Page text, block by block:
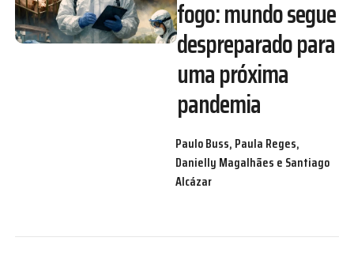
fogo: mundo segue
despreparado para
uma próxima
pandemia
Paulo Buss, Paula Reges,
Danielly Magalhães e Santiago
Alcázar